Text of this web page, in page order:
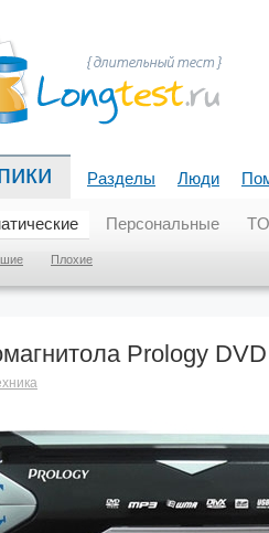
Разделы Люди
Плохие
Персональные
Prology